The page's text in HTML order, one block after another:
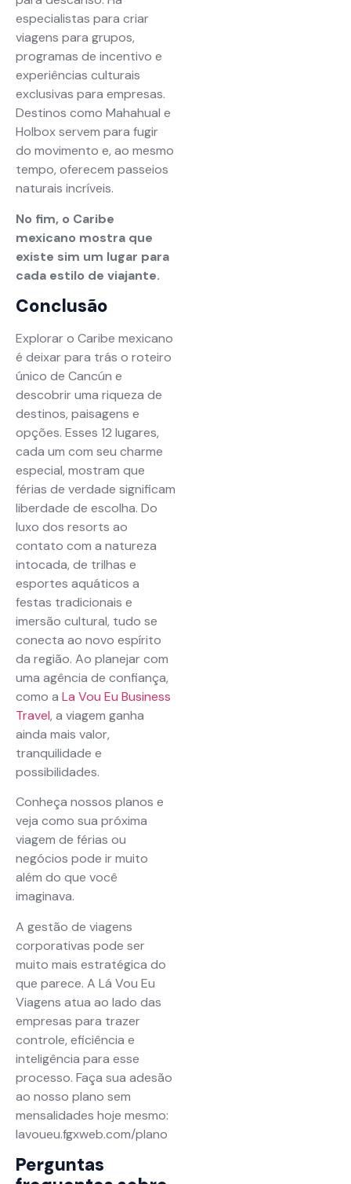
especialistas para criar
viagens para grupos,
programas de incentivo e
experiências culturais
exclusivas para empresas.
Destinos como Mahahual e
Holbox servem para fugir
do movimento e, ao mesmo
tempo, oferecem passeios
naturais incríveis.
No fim, o Caribe
mexicano mostra que
existe sim um lugar para
cada estilo de viajante.
Conclusão
Explorar o Caribe mexicano
é deixar para trás o roteiro
único de Cancún e
descobrir uma riqueza de
destinos, paisagens e
opções. Esses 12 lugares,
cada um com seu charme
especial, mostram que
férias de verdade significam
liberdade de escolha. Do
luxo dos resorts ao
contato com a natureza
intocada, de trilhas e
esportes aquáticos a
festas tradicionais e
imersão cultural, tudo se
conecta ao novo espírito
da região. Ao planejar com
uma agência de confiança,
como a La Vou Eu Business
Travel, a viagem ganha
ainda mais valor,
tranquilidade e
possibilidades.
Conheça nossos planos e
veja como sua próxima
viagem de férias ou
negócios pode ir muito
além do que você
imaginava.
A gestão de viagens
corporativas pode ser
muito mais estratégica do
que parece. A Lá Vou Eu
Viagens atua ao lado das
empresas para trazer
controle, eficiência e
inteligência para esse
processo. Faça sua adesão
ao nosso plano sem
mensalidades hoje mesmo:
lavoueu.fgxweb.com/plano
Perguntas